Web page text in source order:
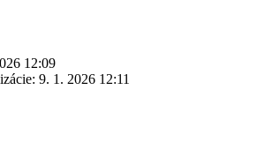
12:09
9. 1. 2026 12:11